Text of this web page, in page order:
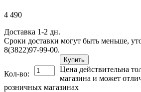
4 490
Доставка 1-2 дн.
Сроки доставки могут быть меньше,
8(3822)97-99-00.
Кол-во:
Купить
Цена действительна
магазина и может
розничных магазинах